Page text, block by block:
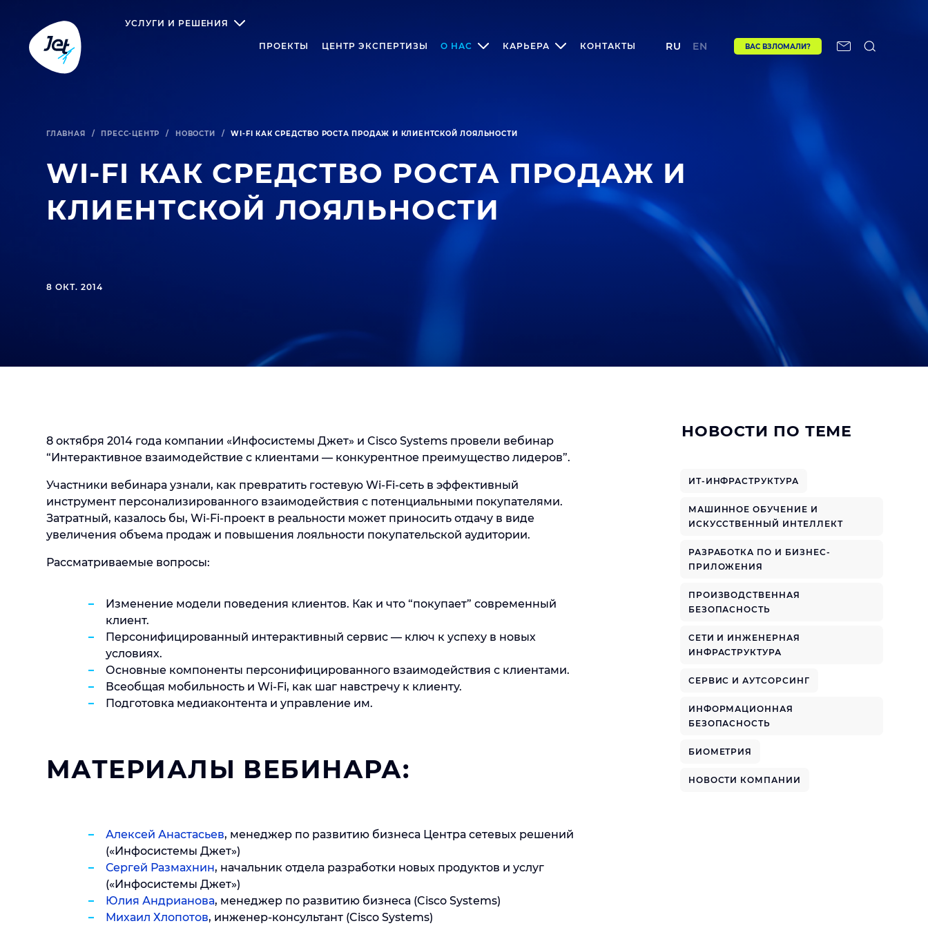
УСЛУГИ И РЕШЕНИЯ
ПРОЕКТЫ ЦЕНТР ЭКСПЕРТИЗЫ О НАС КАРЬЕРА КОНТАКТЫ RU EN ВАС ВЗЛОМАЛИ?
ГЛАВНАЯ / ПРЕСС-ЦЕНТР / НОВОСТИ / WI-FI КАК СРЕДСТВО РОСТА ПРОДАЖ И КЛИЕНТСКОЙ ЛОЯЛЬНОСТИ
WI-FI КАК СРЕДСТВО РОСТА ПРОДАЖ И
КЛИЕНТСКОЙ ЛОЯЛЬНОСТИ
8 ОКТ. 2014
8 октября 2014 года компании «Инфосистемы Джет» и Cisco Systems провели вебинар
“Интерактивное взаимодействие с клиентами — конкурентное преимущество лидеров”.
Участники вебинара узнали, как превратить гостевую Wi-Fi-сеть в эффективный
инструмент персонализированного взаимодействия с потенциальными покупателями.
Затратный, казалось бы, Wi-Fi-проект в реальности может приносить отдачу в виде
увеличения объема продаж и повышения лояльности покупательской аудитории.
Рассматриваемые вопросы:
Изменение модели поведения клиентов. Как и что “покупает” современный
клиент.
Персонифицированный интерактивный сервис — ключ к успеху в новых
условиях.
Основные компоненты персонифицированного взаимодействия с клиентами.
Всеобщая мобильность и Wi-Fi, как шаг навстречу к клиенту.
Подготовка медиаконтента и управление им.
МАТЕРИАЛЫ ВЕБИНАРА:
Алексей Анастасьев, менеджер по развитию бизнеса Центра сетевых решений
(«Инфосистемы Джет»)
Сергей Размахнин, начальник отдела разработки новых продуктов и услуг
(«Инфосистемы Джет»)
Юлия Андрианова, менеджер по развитию бизнеса (Cisco Systems)
Михаил Хлопотов, инженер-консультант (Cisco Systems)
НОВОСТИ ПО ТЕМЕ
ИТ-ИНФРАСТРУКТУРА
МАШИННОЕ ОБУЧЕНИЕ И
ИСКУССТВЕННЫЙ ИНТЕЛЛЕКТ
РАЗРАБОТКА ПО И БИЗНЕС-
ПРИЛОЖЕНИЯ
ПРОИЗВОДСТВЕННАЯ
БЕЗОПАСНОСТЬ
СЕТИ И ИНЖЕНЕРНАЯ
ИНФРАСТРУКТУРА
СЕРВИС И АУТСОРСИНГ
ИНФОРМАЦИОННАЯ
БЕЗОПАСНОСТЬ
БИОМЕТРИЯ
НОВОСТИ КОМПАНИИ